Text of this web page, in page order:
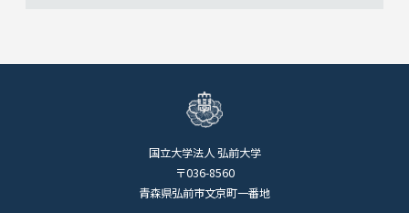
国立大学法人 弘前大学
〒036-8560
青森県弘前市文京町一番地